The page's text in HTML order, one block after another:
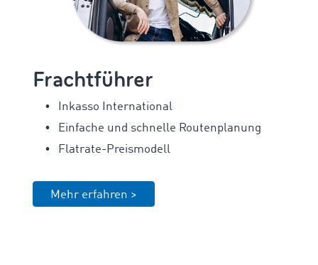
Frachtführer
Inkasso International
Einfache und schnelle Routenplanung
Flatrate-Preismodell
Mehr erfahren >